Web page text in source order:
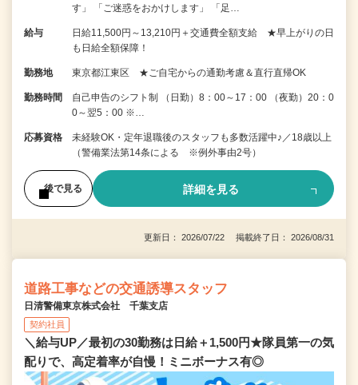
す」 「ご迷惑をおかけします」 「足…
給与
日給11,500円～13,210円＋交通費全額支給 ★早上がりの日
も日給全額保障！
勤務地 東京都江東区 ★ご自宅からの通勤考慮＆直行直帰OK
勤務時間
自己申告のシフト制 （日勤）8：00～17：00 （夜勤）20：0
0～翌5：00 ※…
応募資格
未経験OK・定年退職後のスタッフも多数活躍中♪／18歳以上
（警備業法第14条による ※例外事由2号）
後で見る 詳細を見る
更新日： 2026/07/22 掲載終了日： 2026/08/31
道路工事などの交通誘導スタッフ
日清警備東京株式会社 千葉支店
契約社員
＼給与UP／最初の30勤務は日給＋1,500円★隊員第一の気
配りで、高定着率が自慢！ミニボーナス有◎